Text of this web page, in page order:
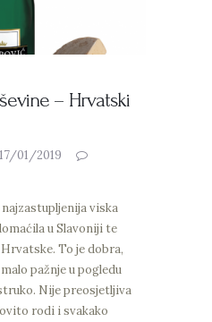
– Hrvatski
17/01/2019
viska
u Slavoniji te
To je dobra,
pažnje u pogledu
Nije preosjetljiva
rodi i svakako